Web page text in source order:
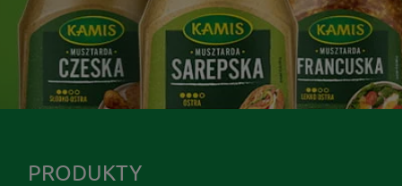
PRODUKTY